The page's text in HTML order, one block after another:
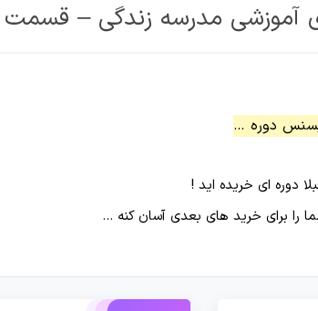
آموزشی مدرسه زندگی –
دوره …
دوره ای خریده اید !
را برای خرید های بعدی آسان کنه …